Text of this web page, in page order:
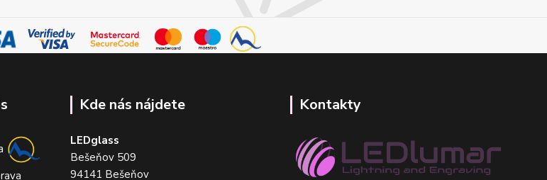
Kde nás nájdete
LEDglass
Bešeňov 509
94141 Bešeňov
Kontakty